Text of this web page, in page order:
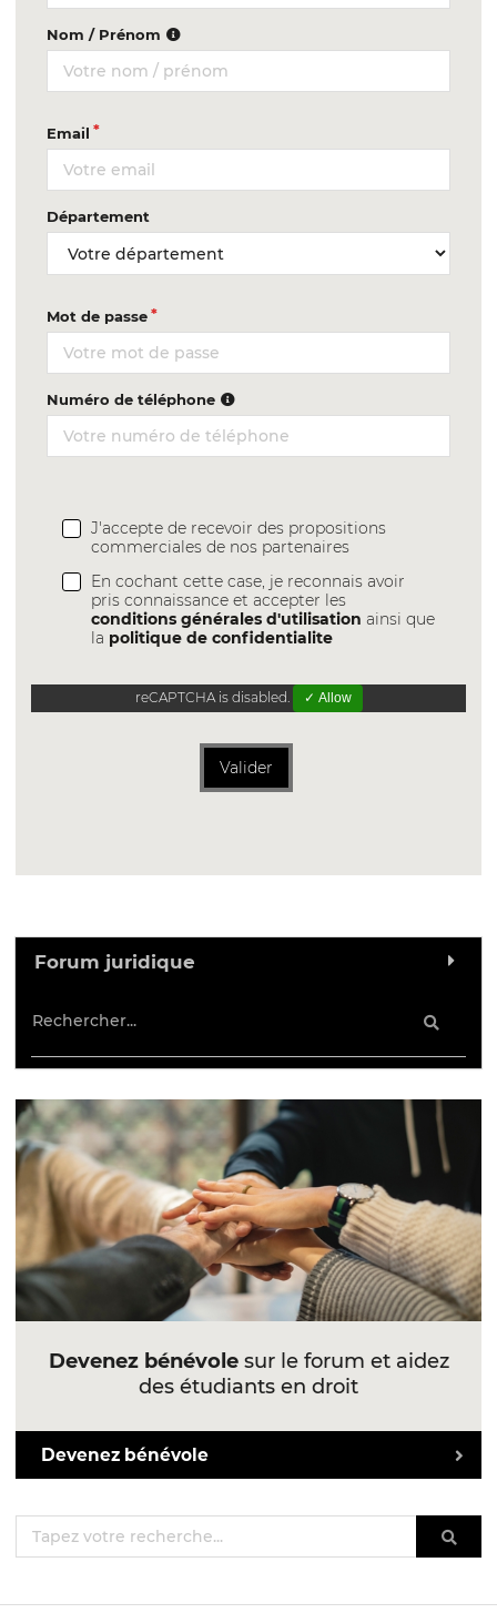
Nom / Prénom
Email
Département
Mot de passe
Numéro de téléphone
J'accepte de recevoir des propositions
commerciales de nos partenaires
En cochant cette case, je reconnais avoir
pris connaissance et accepter les
conditions générales d'utilisation ainsi que
la politique de confidentialite
reCAPTCHA is disabled. ✓ Allow
Valider
Forum juridique
Devenez bénévolesur le forum et aidez
des étudiants en droit
Devenez bénévole